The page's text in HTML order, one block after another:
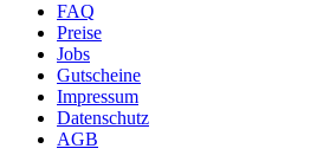
FAQ
Preise
Jobs
Gutscheine
Impressum
Datenschutz
AGB